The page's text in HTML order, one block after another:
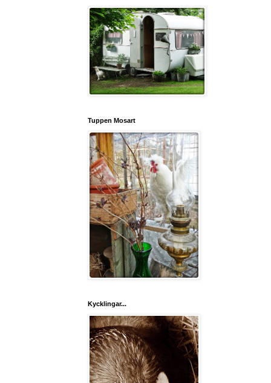
Tuppen Mosart
Kycklingar...